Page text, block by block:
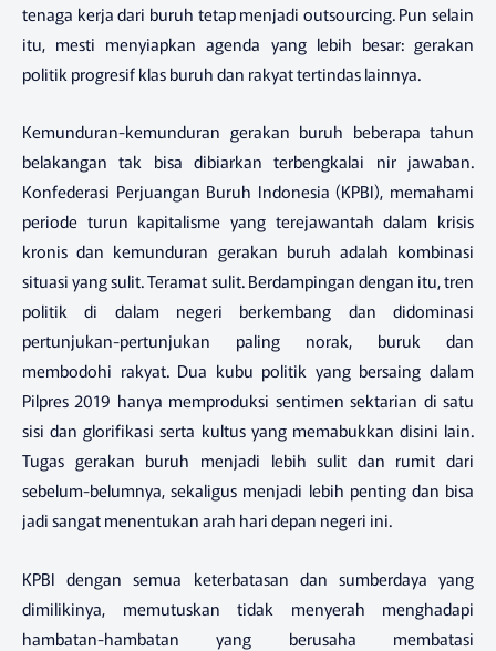
tenaga kerja dari buruh tetap menjadi outsourcing. Pun selain
itu, mesti menyiapkan agenda yang lebih besar: gerakan
politik progresif klas buruh dan rakyat tertindas lainnya.
Kemunduran-kemunduran gerakan buruh beberapa tahun
belakangan tak bisa dibiarkan terbengkalai nir jawaban.
Konfederasi Perjuangan Buruh Indonesia (KPBI), memahami
periode turun kapitalisme yang terejawantah dalam krisis
kronis dan kemunduran gerakan buruh adalah kombinasi
situasi yang sulit. Teramat sulit. Berdampingan dengan itu, tren
politik di dalam negeri berkembang dan didominasi
pertunjukan-pertunjukan paling norak, buruk dan
membodohi rakyat. Dua kubu politik yang bersaing dalam
Pilpres 2019 hanya memproduksi sentimen sektarian di satu
sisi dan glorifikasi serta kultus yang memabukkan disini lain.
Tugas gerakan buruh menjadi lebih sulit dan rumit dari
sebelum-belumnya, sekaligus menjadi lebih penting dan bisa
jadi sangat menentukan arah hari depan negeri ini.
KPBI dengan semua keterbatasan dan sumberdaya yang
dimilikinya, memutuskan tidak menyerah menghadapi
hambatan-hambatan yang berusaha membatasi